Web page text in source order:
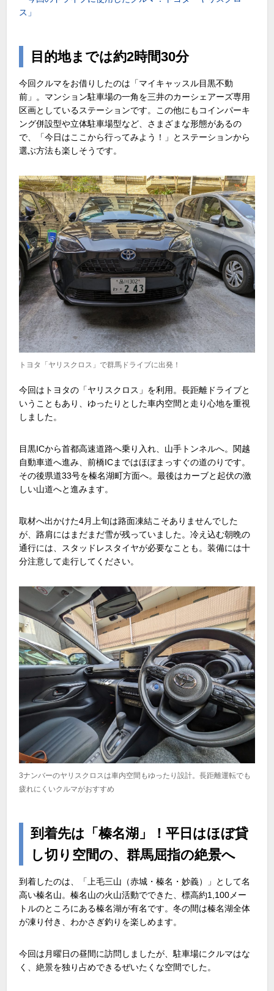
ス」
目的地までは約2時間30分
今回クルマをお借りしたのは「マイキャッスル目黒不動
前」。マンション駐車場の一角を三井のカーシェアーズ専用
区画としているステーションです。この他にもコインパーキ
ング併設型や立体駐車場型など、さまざまな形態があるの
で、「今日はここから行ってみよう！」とステーションから
選ぶ方法も楽しそうです。
トヨタ「ヤリスクロス」で群馬ドライブに出発！
今回はトヨタの「ヤリスクロス」を利用。長距離ドライブと
いうこともあり、ゆったりとした車内空間と走り心地を重視
しました。
目黒ICから首都高速道路へ乗り入れ、山手トンネルへ。関越
自動車道へ進み、前橋ICまではほぼまっすぐの道のりです。
その後県道33号を榛名湖町方面へ。最後はカーブと起伏の激
しい山道へと進みます。
取材へ出かけた4月上旬は路面凍結こそありませんでした
が、路肩にはまだまだ雪が残っていました。冷え込む朝晩の
通行には、スタッドレスタイヤが必要なことも。装備には十
分注意して走行してください。
3ナンバーのヤリスクロスは車内空間もゆったり設計。長距離運転でも
疲れにくいクルマがおすすめ
到着先は「榛名湖」！平日はほぼ貸
し切り空間の、群馬屈指の絶景へ
到着したのは、「上毛三山（赤城・榛名・妙義）」として名
高い榛名山。榛名山の火山活動でできた、標高約1,100メー
トルのところにある榛名湖が有名です。冬の間は榛名湖全体
が凍り付き、わかさぎ釣りを楽しめます。
今回は月曜日の昼間に訪問しましたが、駐車場にクルマはな
く、絶景を独り占めできるぜいたくな空間でした。